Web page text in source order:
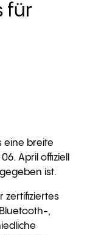
für
eine breite
06. April offiziell
ist.
zertifiziertes
Bluetooth-,